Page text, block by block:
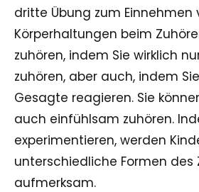
dritte Übung zum Einnehmen
Körperhaltungen beim
zuhören, indem Sie wirklich
zuhören, aber auch, indem
Gesagte reagieren. Sie
auch einfühlsam zuhören.
experimentieren, werden
unterschiedliche Formen des
aufmerksam.